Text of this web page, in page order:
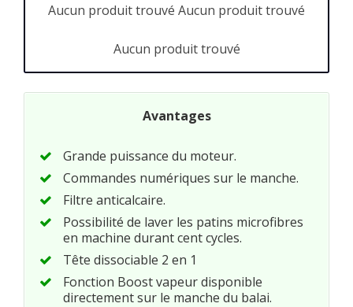
Aucun produit trouvé Aucun produit trouvé
Aucun produit trouvé
Avantages
Grande puissance du moteur.
Commandes numériques sur le manche.
Filtre anticalcaire.
Possibilité de laver les patins microfibres
en machine durant cent cycles.
Tête dissociable 2 en 1
Fonction Boost vapeur disponible
directement sur le manche du balai.